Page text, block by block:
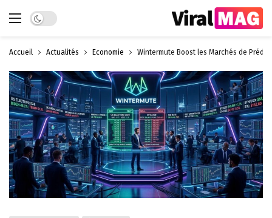
Dark mode
Accueil Actualités Économie Wintermute Boost les Marchés de